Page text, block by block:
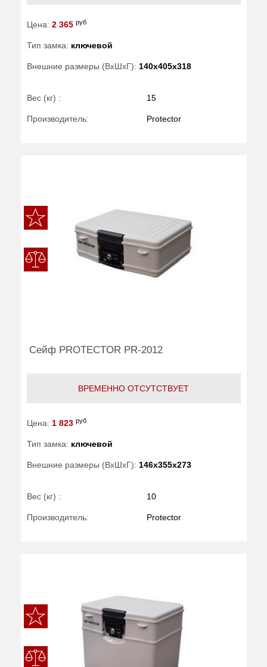
Цена: 2 365 руб
Тип замка: ключевой
Внешние размеры (ВхШхГ): 140x405x318
Вес (кг) : 15
Производитель: Protector
Сейф PROTECTOR PR-2012
ВРЕМЕННО ОТСУТСТВУЕТ
Цена: 1 823 руб
Тип замка: ключевой
Внешние размеры (ВхШхГ): 146x355x273
Вес (кг) : 10
Производитель: Protector